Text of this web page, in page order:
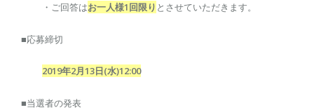
・ご回答はお一人様1回限り とさせていただきます。
■応募締切
2019年2月13日(水)12:00
■当選者の発表